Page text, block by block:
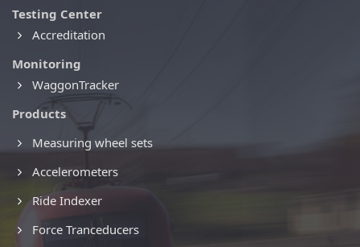
Testing Center
Accreditation
Monitoring
WaggonTracker
Products
Measuring wheel sets
Accelerometers
Ride Indexer
Force Tranceducers